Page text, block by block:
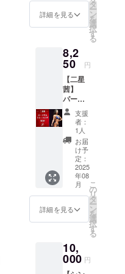
に、リ
ストバ
配布し
ますの
で、終
演まで
必ず身
につけ
てくだ
さい。
・4歳以
上はチ
ケット
が必要
となり
ます。
・3歳以
下の場
合は、
保護者
様と同
戦が可
能で
す。 ​ ​ ​ ​
があり
ます。
員の指
示や注
意事項
に従わ
ず生じ
た事故
などに
ついて
は一切
責任を
負いま
せん。 ​
・指定
エリア
ごと
ストバ
ンドを
ますの
で、終
演まで
必ず身
一切で
きませ
で係員
の指示
及び注
意事項
に従わ
ない場
合や他
のお客
様への
迷惑行
為を確
認した
場合
は、入
場をお
ること
があり
内で係
員の指
示や注
の座席
の確保
・チ
ケット
購入時
には必
ず日時
と座席
をご確
認の上
お求め
くださ
い。購
入後の
変更・
払い戻
し等は
きませ
ん。 ・
の指示
及び注
意事項
販売終
了とさ
注意事
項 ・指
定エリ
ア内で
は自由
席と
なって
おりま
す。座
席数に
は限り
がござ
います
ので、
荷物を
置いて
の座席
さい。
・チ
ケット
​ 会場
神戸
ポート
ス ​ 販売
期間
2025年
4月1日
（火）
〜9月14
日
（土） ​
※数に限
りがご
ざいま
す。無
くなり
次第、
販売終
了とさ
せてい
項 ・指
定エリ
ア内で
詳細を見る
タ
ー
ン
を
選
択
す
る
8,2
50 円
【二星
茜】
パーソ
ナルト
レーニ
ング50
分 ●お
礼の
メッ
セージ
●二星茜
のパー
ソナル
トレー
ニング
(50分)
Trem明
石店 期
限：発
支援
者：
1人
お届
け予
定：
2025
年08
月
詳細を見る
こ
の
リ
タ
ー
ン
を
選
択
す
る
10,
000 円